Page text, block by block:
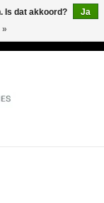
Is dat akkoord?
Ja
»